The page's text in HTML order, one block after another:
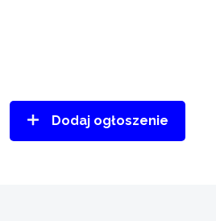
Dodaj ogłoszenie